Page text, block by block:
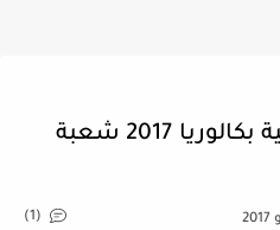
موضوع اللغة الفرنسية بكالوريا 2017 شعبة
(1)